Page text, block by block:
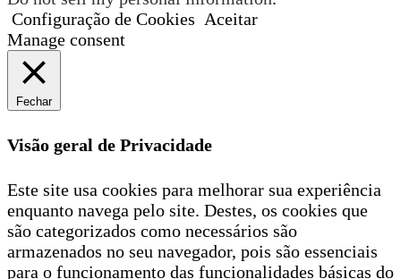
Configuração de Cookies Aceitar
Manage consent
Fechar
Visão geral de Privacidade
Este site usa cookies para melhorar sua experiência
enquanto navega pelo site. Destes, os cookies que
são categorizados como necessários são
armazenados no seu navegador, pois são essenciais
para o funcionamento das funcionalidades básicas do